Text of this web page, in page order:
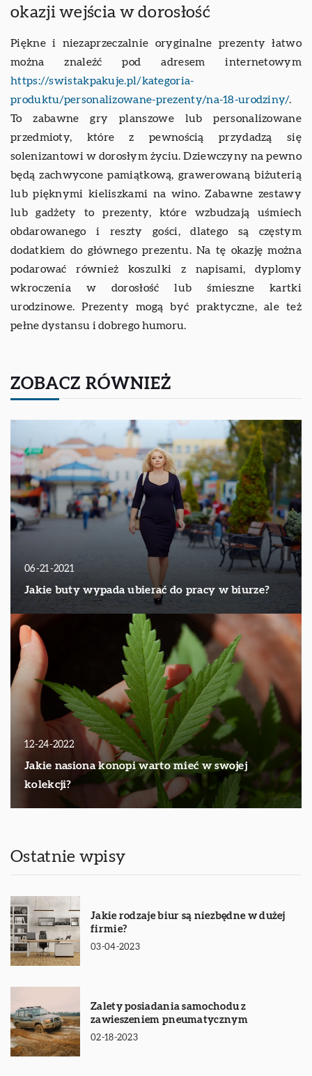
okazji wejścia w dorosłość
Piękne i niezaprzeczalnie oryginalne prezenty łatwo
można znaleźć pod adresem internetowym
https://swistakpakuje.pl/kategoria-
produktu/personalizowane-prezenty/na-18-urodziny/.
To zabawne gry planszowe lub personalizowane
przedmioty, które z pewnością przydadzą się
solenizantowi w dorosłym życiu. Dziewczyny na pewno
będą zachwycone pamiątkową, grawerowaną biżuterią
lub pięknymi kieliszkami na wino. Zabawne zestawy
lub gadżety to prezenty, które wzbudzają uśmiech
obdarowanego i reszty gości, dlatego są częstym
dodatkiem do głównego prezentu. Na tę okazję można
podarować również koszulki z napisami, dyplomy
wkroczenia w dorosłość lub śmieszne kartki
urodzinowe. Prezenty mogą być praktyczne, ale też
pełne dystansu i dobrego humoru.
ZOBACZ RÓWNIEŻ
06-21-2021
Jakie buty wypada ubierać do pracy w biurze?
12-24-2022
Jakie nasiona konopi warto mieć w swojej
kolekcji?
Ostatnie wpisy
Jakie rodzaje biur są niezbędne w dużej
firmie?
03-04-2023
Zalety posiadania samochodu z
zawieszeniem pneumatycznym
02-18-2023